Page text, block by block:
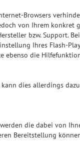
Browsers
von Ihrem
bzw. Support.
Ihres Flash-
die
dies allerdings
die dabei von
Bereitstellung